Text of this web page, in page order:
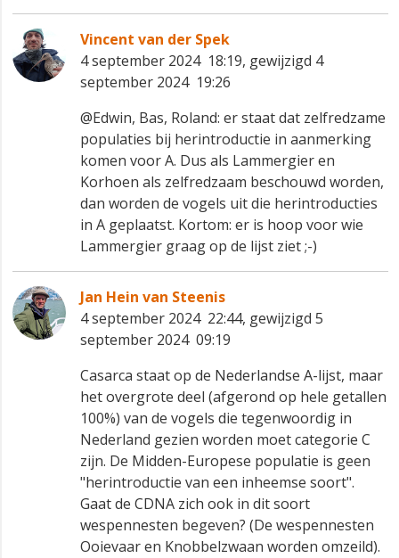
Vincent van der Spek
4 september 2024 18:19, gewijzigd 4
september 2024 19:26
@Edwin, Bas, Roland: er staat dat zelfredzame
populaties bij herintroductie in aanmerking
komen voor A. Dus als Lammergier en
Korhoen als zelfredzaam beschouwd worden,
dan worden de vogels uit die herintroducties
in A geplaatst. Kortom: er is hoop voor wie
Lammergier graag op de lijst ziet ;-)
Jan Hein van Steenis
4 september 2024 22:44, gewijzigd 5
september 2024 09:19
Casarca staat op de Nederlandse A-lijst, maar
het overgrote deel (afgerond op hele getallen
100%) van de vogels die tegenwoordig in
Nederland gezien worden moet categorie C
zijn. De Midden-Europese populatie is geen
"herintroductie van een inheemse soort".
Gaat de CDNA zich ook in dit soort
wespennesten begeven? (De wespennesten
Ooievaar en Knobbelzwaan worden omzeild).